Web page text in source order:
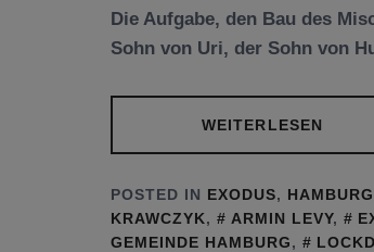
Die Aufgabe, den Bau des
Sohn von Uri, der Sohn von
WEITERLESEN
POSTED IN EXODUS, HAMBURG
KRAWCZYK, ARMIN LEVY,
GEMEINDE HAMBURG,